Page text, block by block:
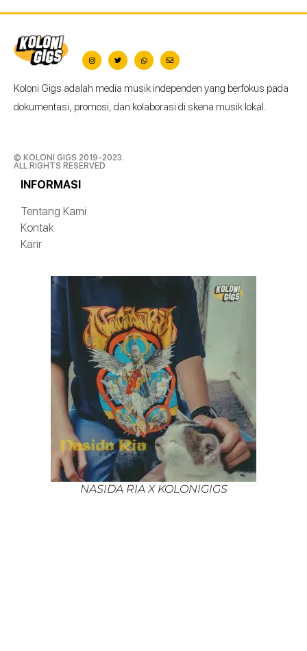
Koloni Gigs adalah media musik independen yang berfokus pada
dokumentasi, promosi, dan kolaborasi di skena musik lokal.
© KOLONI GIGS 2019-2023.
ALL RIGHTS RESERVED
INFORMASI
Tentang Kami
Kontak
Karir
NASIDA RIA X KOLONIGIGS